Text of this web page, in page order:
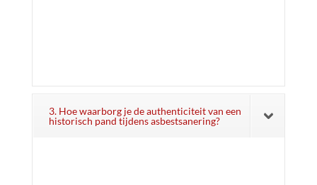
3. Hoe waarborg je de authenticiteit van een
historisch pand tijdens asbestsanering?